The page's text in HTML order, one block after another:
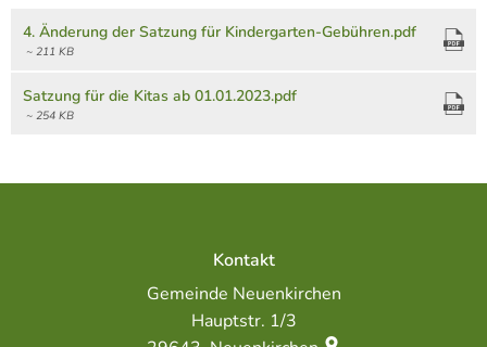
4. Änderung der Satzung für Kindergarten-Gebühren.pdf
~ 211 KB
Satzung für die Kitas ab 01.01.2023.pdf
~ 254 KB
Kontakt
Gemeinde Neuenkirchen
Hauptstr. 1/3